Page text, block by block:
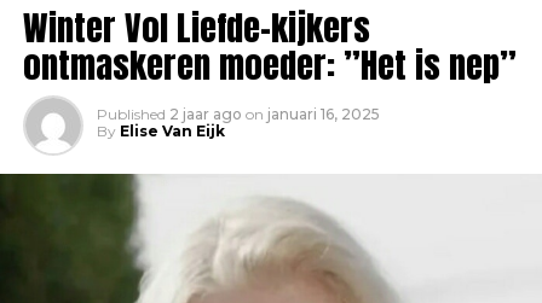
Winter Vol Liefde-kijkers
ontmaskeren moeder: ”Het is nep”
Published 2 jaar ago on januari 16, 2025
By Elise Van Eijk